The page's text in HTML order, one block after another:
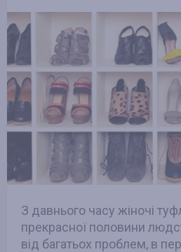
З давнього часу жіночі
прекрасної половини
від багатьох проблем, в